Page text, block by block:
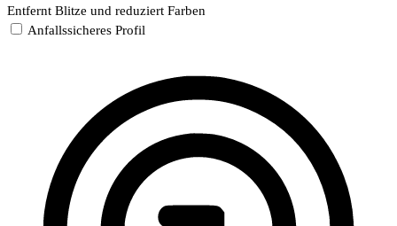
Entfernt Blitze und reduziert Farben
Anfallssicheres Profil